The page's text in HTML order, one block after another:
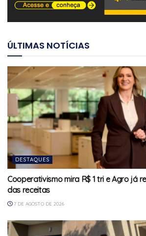
ÚLTIMAS NOTÍCIAS
DESTAQUES
Cooperativismo mira R$ 1 tri e Agro já
das receitas
7 DE AGOSTO DE 2026